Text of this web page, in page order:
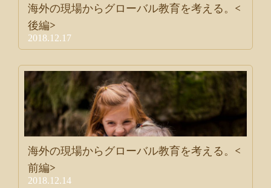
海外の現場からグローバル教育を考える。<
後編>
2018.12.17
海外の現場からグローバル教育を考える。<
前編>
2018.12.14